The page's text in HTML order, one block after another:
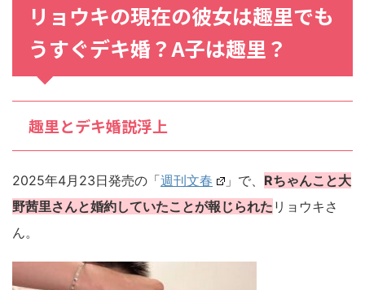
リョウキの現在の彼女は趣里でも
うすぐデキ婚？A子は趣里？
趣里とデキ婚説浮上
2025年4月23日発売の「週刊文春 」で、 Rちゃんこと大
野茜里さんと婚約していたことが報じられた リョウキさ
ん。